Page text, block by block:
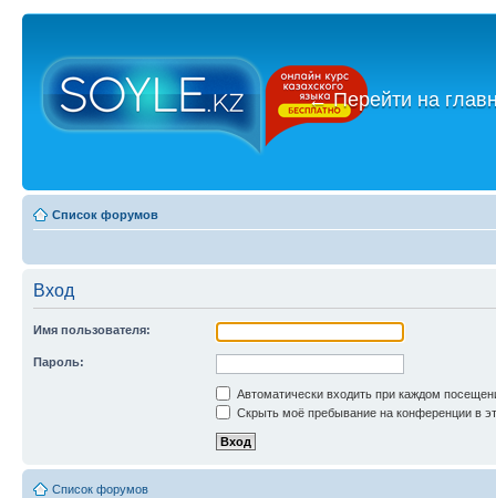
←Перейти на
Список форумов
Вход
Имя пользователя:
Пароль:
Автоматически входить при каждом
Скрыть моё пребывание на конференции в
Список форумов